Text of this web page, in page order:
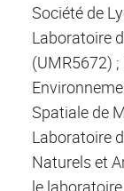
Société de
Laboratoire
(UMR5672)
Spatiale de
Laboratoire
Naturels et
le